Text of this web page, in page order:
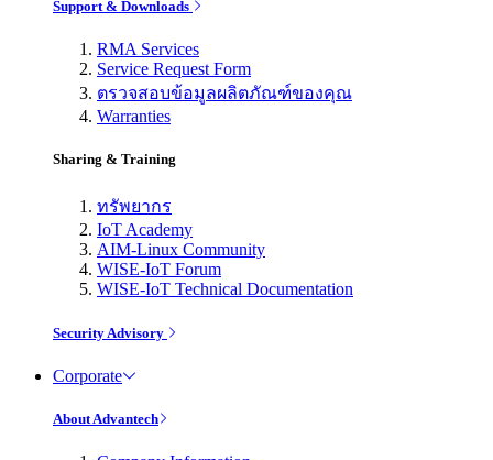
Support & Downloads
RMA Services
Service Request Form
ตรวจสอบข้อมูลผลิตภัณฑ์ของคุณ
Warranties
Sharing & Training
ทรัพยากร
IoT Academy
AIM-Linux Community
WISE-IoT Forum
WISE-IoT Technical Documentation
Security Advisory
Corporate
About Advantech